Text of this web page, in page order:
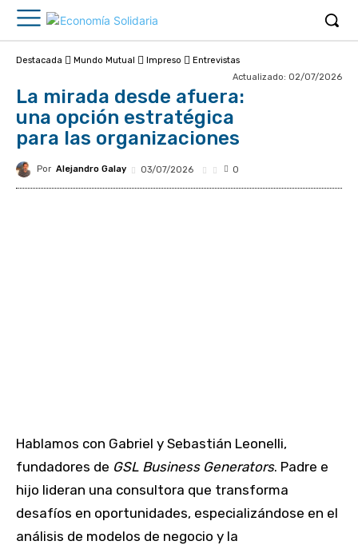
Destacada Mundo Mutual Impreso
Entrevistas
Actualizado: 02/07/2026
La mirada desde afuera:
una opción estratégica
para las organizaciones
Por Alejandro Galay 03/07/2026 0
Hablamos con Gabriel y Sebastián Leonelli,
fundadores de GSL Business Generators. Padre e
hijo lideran una consultora que transforma
desafíos en oportunidades, especializándose en el
análisis de modelos de negocio y la